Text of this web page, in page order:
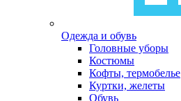
Одежда и обувь
Головные уборы
Костюмы
Кофты, термобелье
Куртки, желеты
Обувь